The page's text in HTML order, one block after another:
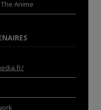
Anime